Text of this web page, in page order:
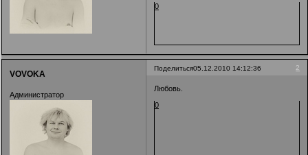
0
Поделиться 2
05.12.2010 14:12:36
VOVOKA
Администратор
Любовь.
0